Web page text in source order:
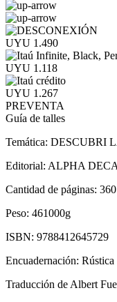
UYU 1.490
UYU 1.118
UYU 1.267
PREVENTA
Guía de talles
Temática: DESCUBRI
Editorial: ALPHA
Cantidad de páginas: 360
Peso: 461000g
ISBN: 9788412645729
Encuadernación: Rústica
Traducción de Albert